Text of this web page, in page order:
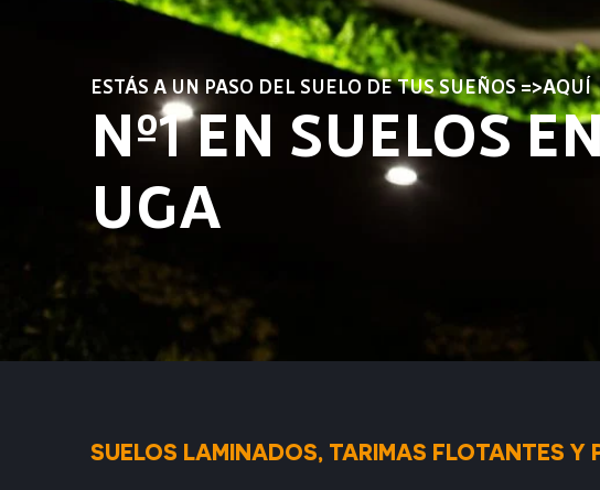
ESTÁS A UN PASO DEL SUELO DE TUS SUEÑOS =>AQUÍ​
Nº1 EN SUELOS
UGA
SUELOS LAMINADOS, TARIMAS FLOTANTES Y